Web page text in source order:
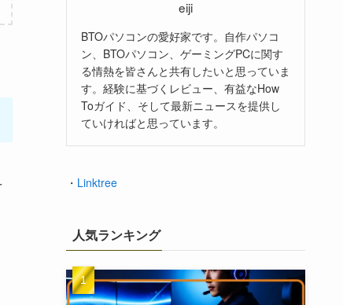
eiji
BTOパソコンの愛好家です。自作パソコ
ン、BTOパソコン、ゲーミングPCに関す
る情熱を皆さんと共有したいと思っていま
す。経験に基づくレビュー、有益なHow
Toガイド、そして最新ニュースを提供し
ていければと思っています。
・ Linktree
人気ランキング